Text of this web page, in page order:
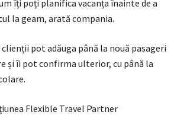
îți poți planifica vacanța înainte de a
la geam, arată compania.
pot adăuga până la nouă pasageri
și îi pot confirma ulterior, cu până la
Flexible Travel Partner